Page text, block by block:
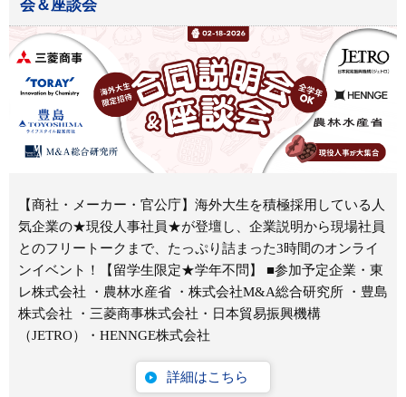
会＆座談会
【商社・メーカー・官公庁】海外大生を積極採用している人
気企業の★現役人事社員★が登壇し、企業説明から現場社員
とのフリートークまで、たっぷり詰まった3時間のオンライ
ンイベント！【留学生限定★学年不問】 ■参加予定企業・東
レ株式会社 ・農林水産省 ・株式会社M&A総合研究所 ・豊島
株式会社 ・三菱商事株式会社・日本貿易振興機構
（JETRO）・HENNGE株式会社
詳細はこちら